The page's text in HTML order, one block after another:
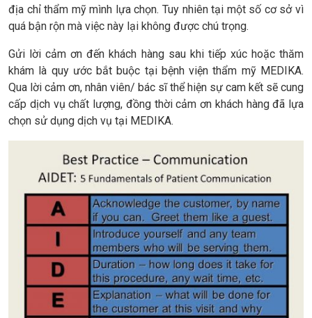
địa chỉ thẩm mỹ mình lựa chọn. Tuy nhiên tại một số cơ sở vì
quá bận rộn mà việc này lại không được chú trọng.
Gửi lời cảm ơn đến khách hàng sau khi tiếp xúc hoặc thăm
khám là quy ước bắt buộc tại bệnh viện thẩm mỹ MEDIKA.
Qua lời cảm ơn, nhân viên/ bác sĩ thể hiện sự cam kết sẽ cung
cấp dịch vụ chất lượng, đồng thời cảm ơn khách hàng đã lựa
chọn sử dụng dịch vụ tại MEDIKA.